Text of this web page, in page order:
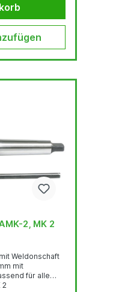
2, MK 2
Weldonschaft
mit
für alle
2